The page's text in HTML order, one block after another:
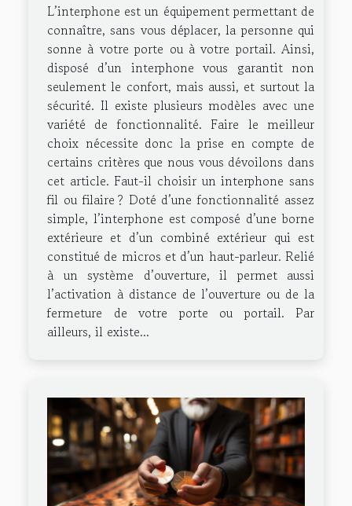
L’interphone est un équipement permettant de
connaître, sans vous déplacer, la personne qui
sonne à votre porte ou à votre portail. Ainsi,
disposé d’un interphone vous garantit non
seulement le confort, mais aussi, et surtout la
sécurité. Il existe plusieurs modèles avec une
variété de fonctionnalité. Faire le meilleur
choix nécessite donc la prise en compte de
certains critères que nous vous dévoilons dans
cet article. Faut-il choisir un interphone sans
fil ou filaire ? Doté d’une fonctionnalité assez
simple, l’interphone est composé d’une borne
extérieure et d’un combiné extérieur qui est
constitué de micros et d’un haut-parleur. Relié
à un système d’ouverture, il permet aussi
l’activation à distance de l’ouverture ou de la
fermeture de votre porte ou portail. Par
ailleurs, il existe...